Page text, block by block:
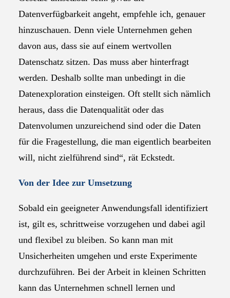
Datenverfügbarkeit angeht, empfehle ich, genauer
hinzuschauen. Denn viele Unternehmen gehen
davon aus, dass sie auf einem wertvollen
Datenschatz sitzen. Das muss aber hinterfragt
werden. Deshalb sollte man unbedingt in die
Datenexploration einsteigen. Oft stellt sich nämlich
heraus, dass die Datenqualität oder das
Datenvolumen unzureichend sind oder die Daten
für die Fragestellung, die man eigentlich bearbeiten
will, nicht zielführend sind“, rät Eckstedt.
Von der Idee zur Umsetzung
Sobald ein geeigneter Anwendungsfall identifiziert
ist, gilt es, schrittweise vorzugehen und dabei agil
und flexibel zu bleiben. So kann man mit
Unsicherheiten umgehen und erste Experimente
durchzuführen. Bei der Arbeit in kleinen Schritten
kann das Unternehmen schnell lernen und